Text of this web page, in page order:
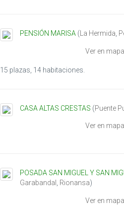
PENSIÓN MARISA (La Hermida,
Ver en mapa
15 plazas, 14 habitaciones.
CASA ALTAS CRESTAS (Puente
Ver en mapa
POSADA SAN MIGUEL Y SAN
Garabandal , Rionansa)
Ver en mapa